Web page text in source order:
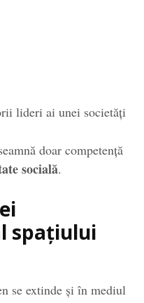
lideri ai unei societăți
doar competență
socială.
spațiului
se extinde și în mediul